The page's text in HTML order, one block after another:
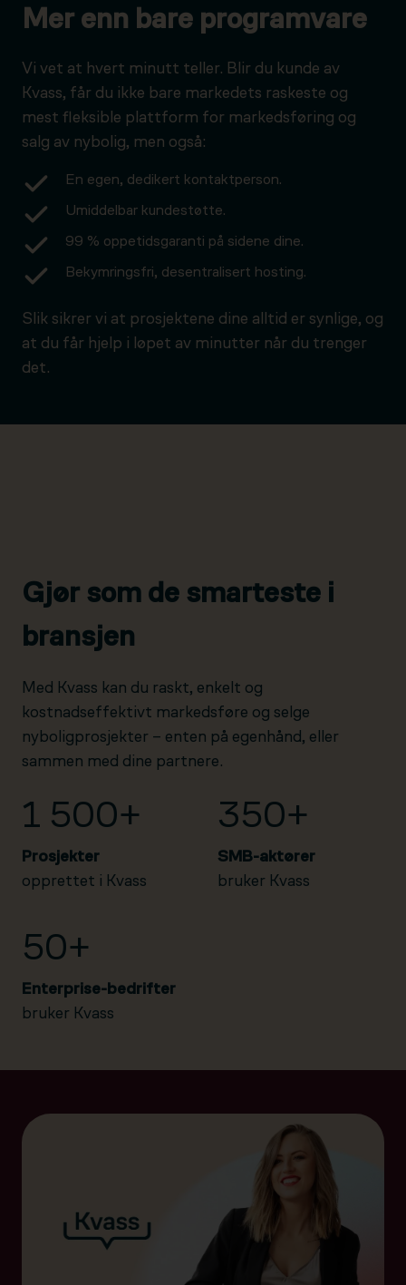
Mer enn bare programvare
Vi vet at hvert minutt teller. Blir du kunde av
Kvass, får du ikke bare markedets raskeste og
mest fleksible plattform for markedsføring og
salg av nybolig, men også:
En egen, dedikert kontaktperson.
Umiddelbar kundestøtte.
99 % oppetidsgaranti på sidene dine.
Bekymringsfri, desentralisert hosting.
Slik sikrer vi at prosjektene dine alltid er synlige, og
at du får hjelp i løpet av minutter når du trenger
det.
Gjør som de smarteste i
bransjen
Med Kvass kan du raskt, enkelt og
kostnadseffektivt markedsføre og selge
nyboligprosjekter – enten på egenhånd, eller
sammen med dine partnere.
1 500+
Prosjekter
opprettet i Kvass
350+
SMB-aktører
bruker Kvass
50+
Enterprise-bedrifter
bruker Kvass